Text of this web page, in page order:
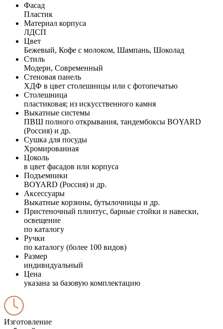
Фасад
Пластик
Материал корпуса
ЛДСП
Цвет
Бежевый, Кофе с молоком, Шампань, Шоколад
Стиль
Модерн, Современный
Стеновая панель
ХДФ в цвет столешницы или с фотопечатью
Столешница
пластиковая; из искусственного камня
Выкатные системы
ПВШ полного открывания, тандембоксы BOYARD
(Россия) и др.
Сушка для посуды
Хромированная
Цоколь
в цвет фасадов или корпуса
Подъемники
BOYARD (Россия) и др.
Аксессуары
Выкатные корзины, бутылочницы и др.
Пристеночный плинтус, барные стойки и навески,
освещение
по каталогу
Ручки
по каталогу (более 100 видов)
Размер
индивидуальный
Цена
указана за базовую комплектацию
Изготовление